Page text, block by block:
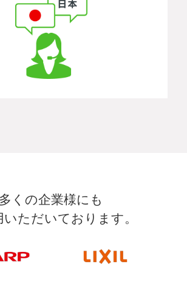
多くの企業様にも
いただいております。